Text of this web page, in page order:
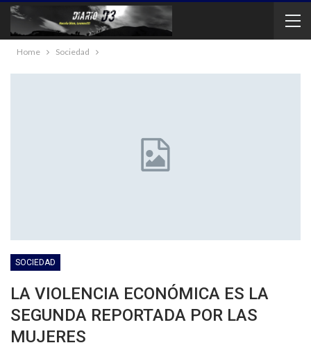
Home Sociedad
SOCIEDAD
LA VIOLENCIA ECONÓMICA ES LA
SEGUNDA REPORTADA POR LAS
MUJERES